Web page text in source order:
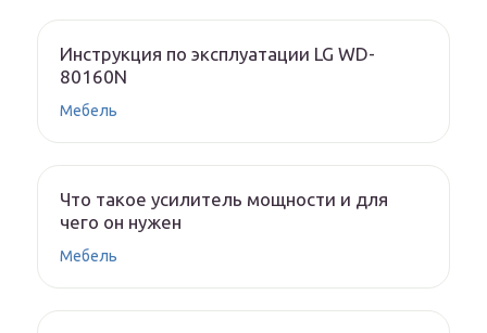
Инструкция по эксплуатации LG WD-
80160N
Мебель
Что такое усилитель мощности и для
чего он нужен
Мебель